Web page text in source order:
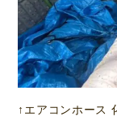
↑エアコンホース